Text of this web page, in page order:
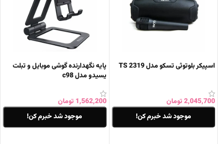
اسپیکر بلوتوثی تسکو مدل TS 2319
2,045,700تومان
موجود شد خبرم کن!
پایه نگهدارنده گوشی موبایل و تبلت
یسیدو مدل c98
1,562,200 تومان
موجود شد خبرم کن!